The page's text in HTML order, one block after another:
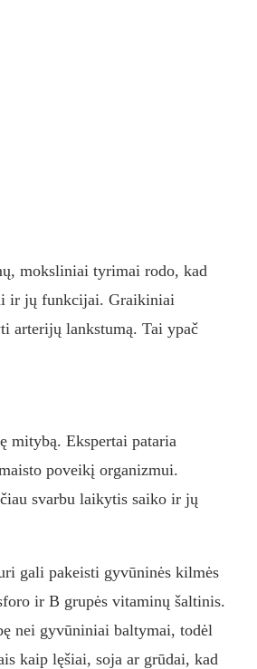
moksliniai tyrimai rodo, kad
ir jų funkcijai. Graikiniai
arterijų lankstumą. Tai ypač
mitybą. Ekspertai pataria
poveikį organizmui.
svarbu laikytis saiko ir jų
gali pakeisti gyvūninės kilmės
ir B grupės vitaminų šaltinis.
nei gyvūniniai baltymai, todėl
kaip lęšiai, soja ar grūdai, kad